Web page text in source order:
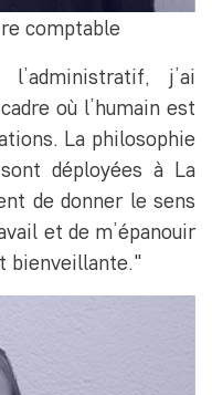
comptable
j’ai
où l’humain est
La philosophie
déployées à La
de donner le sens
et de m’épanouir
bienveillante."